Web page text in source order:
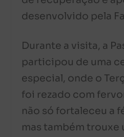
desenvolvido pela
Durante a visita, a
participou de uma
especial, onde o
foi rezado com
não só fortaleceu a
mas também trouxe